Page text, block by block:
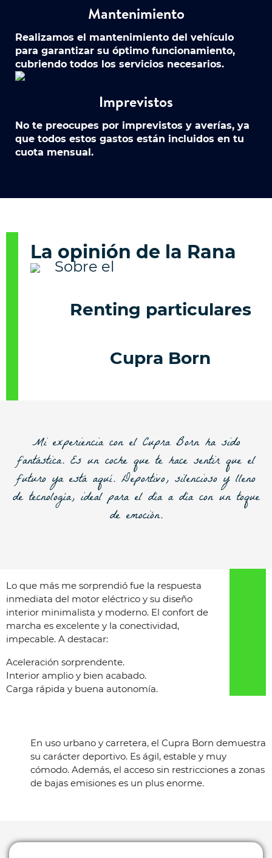
Mantenimiento
Realizamos el mantenimiento del vehículo
para garantizar su óptimo funcionamiento,
cubriendo todos los servicios necesarios.
Imprevistos
No te preocupes por imprevistos y averías, ya
que todos estos gastos están incluidos en tu
cuota mensual.
La opinión de la Rana
Renting particulares
Cupra Born
Mi experiencia con el Cupra Born ha sido
fantástica. Es un coche que te hace sentir que el
futuro ya está aquí. Deportivo, silencioso y lleno
de tecnología, ideal para el día a día con un toque
de emoción.
Lo que más me sorprendió fue la respuesta
inmediata del motor eléctrico y su diseño
interior minimalista y moderno. El confort de
marcha es excelente y la conectividad,
impecable. A destacar:
Aceleración sorprendente.
Interior amplio y bien acabado.
Carga rápida y buena autonomía.
En uso urbano y carretera, el Cupra Born demuestra
su carácter deportivo. Es ágil, estable y muy
cómodo. Además, el acceso sin restricciones a zonas
de bajas emisiones es un plus enorme.